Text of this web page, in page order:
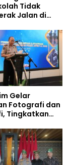
Tidak
Jalan di
Gelar
Fotografi dan
Tingkatkan